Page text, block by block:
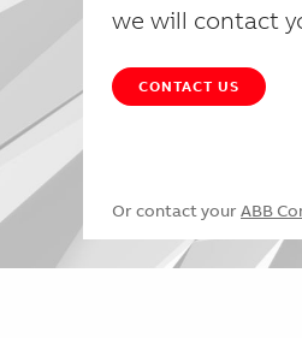
we will contact
CONTACT US
Or contact your ABB